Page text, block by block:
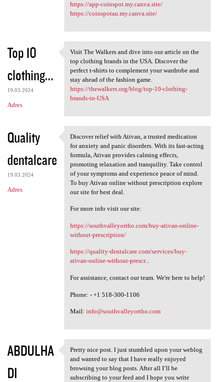
https://app-coinspot.my.canva.site/
https://coinspotau.my.canva.site/
Top 10
clothing...
19.03.2024
Adres
Visit The Walkers and dive
Visit The Walkers and dive into our article on the
top clothing brands in the USA. Discover the
perfect t-shirts to complement your wardrobe and
stay ahead of the fashion game.
https://thewalkers.org/blog/top-10-clothing-
brands-in-USA
Quality
dentalcare
19.03.2024
Adres
Discover relief with Ativan,
Discover relief with Ativan, a trusted medication
for anxiety and panic disorders. With its fast-acting
formula, Ativan provides calming effects,
promoting relaxation and tranquility. Take control
of your symptoms and experience peace of mind.
To buy Ativan online without prescription explore
our site for best deal.
For more info visit our site:
https://southvalleyortho.com/buy-ativan-online-
without-prescription/
https://quality-dentalcare.com/services/buy-
ativan-online-without-prescr...
For assistance, contact our team. We're here to help!
Phone: - +1 518-300-1106
Mail: info@southvalleyortho.com
ABDULHA
DI
Pretty nice post. I just
Pretty nice post. I just stumbled upon your weblog
and wanted to say that I have really enjoyed
browsing your blog posts. After all I’ll be
subscribing to your feed and I hope you write